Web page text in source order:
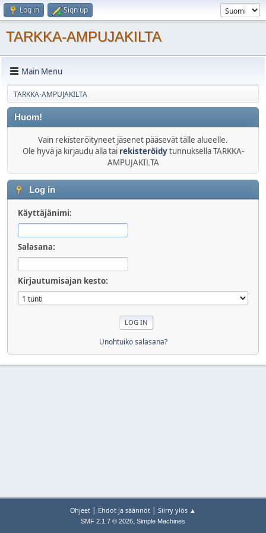
Log in Sign up
TARKKA-AMPUJAKILTA
Main Menu
TARKKA-AMPUJAKILTA
Huom!
Vain rekisteröityneet jäsenet pääsevät tälle alueelle.
Ole hyvä ja kirjaudu alla tai rekisteröidytunnuksella TARKKA-
AMPUJAKILTA
Log in
Käyttäjänimi:
Salasana:
Kirjautumisajan kesto:
Unohtuiko salasana?
Ohjeet | Ehdot ja säännöt | Siirry ylös ▲
SMF 2.1.7 © 2026, Simple Machines